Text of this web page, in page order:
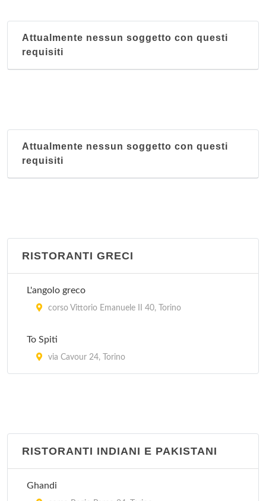
Attualmente nessun soggetto con questi
requisiti
Attualmente nessun soggetto con questi
requisiti
RISTORANTI GRECI
L'angolo greco
corso Vittorio Emanuele II 40, Torino
To Spiti
via Cavour 24, Torino
RISTORANTI INDIANI E PAKISTANI
Ghandi